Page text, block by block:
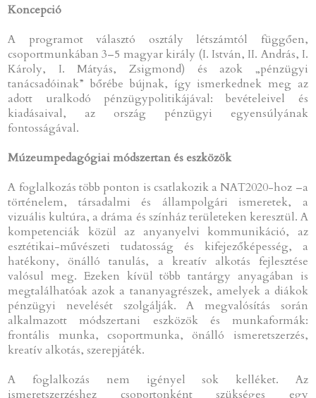
Koncepció
A programot választó osztály létszámtól függően,
csoportmunkában 3–5 magyar király (I. István, II. András, I.
Károly, I. Mátyás, Zsigmond) és azok „pénzügyi
tanácsadóinak” bőrébe bújnak, így ismerkednek meg az
adott uralkodó pénzügypolitikájával: bevételeivel és
kiadásaival, az ország pénzügyi egyensúlyának
fontosságával.
Múzeumpedagógiai módszertan és eszközök
A foglalkozás több ponton is csatlakozik a NAT2020-hoz –a
történelem, társadalmi és állampolgári ismeretek, a
vizuális kultúra, a dráma és színház területeken keresztül. A
kompetenciák közül az anyanyelvi kommunikáció, az
esztétikai-művészeti tudatosság és kifejezőképesség, a
hatékony, önálló tanulás, a kreatív alkotás fejlesztése
valósul meg. Ezeken kívül több tantárgy anyagában is
megtalálhatóak azok a tananyagrészek, amelyek a diákok
pénzügyi nevelését szolgálják. A megvalósítás során
alkalmazott módszertani eszközök és munkaformák:
frontális munka, csoportmunka, önálló ismeretszerzés,
kreatív alkotás, szerepjáték.
A foglalkozás nem igényel sok kelléket. Az
ismeretszerzéshez csoportonként szükséges egy